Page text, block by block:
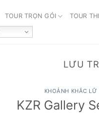
TOUR TRỌN GÓI TOUR
LƯU
KHOẢNH KHẮC LỮ
KZR Gallery